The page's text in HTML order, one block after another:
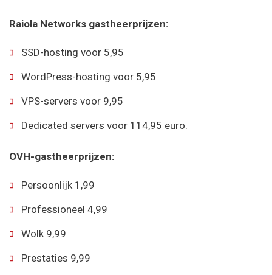
Raiola Networks gastheerprijzen:
SSD-hosting voor 5,95
WordPress-hosting voor 5,95
VPS-servers voor 9,95
Dedicated servers voor 114,95 euro.
OVH-gastheerprijzen:
Persoonlijk 1,99
Professioneel 4,99
Wolk 9,99
Prestaties 9,99